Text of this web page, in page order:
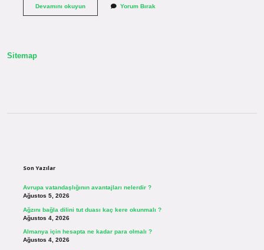
Devamını okuyunKalıpların
Yorum Bırak
Sitemap
Son Yazılar
Avrupa vatandaşlığının avantajları nelerdir ?
Ağustos 5, 2026
Ağzını bağla dilini tut duası kaç kere okunmalı ?
Ağustos 4, 2026
Almanya için hesapta ne kadar para olmalı ?
Ağustos 4, 2026